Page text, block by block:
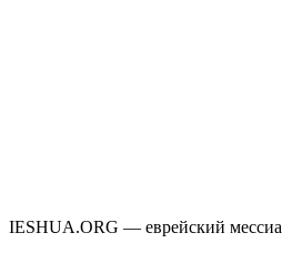
IESHUA.ORG — еврейский